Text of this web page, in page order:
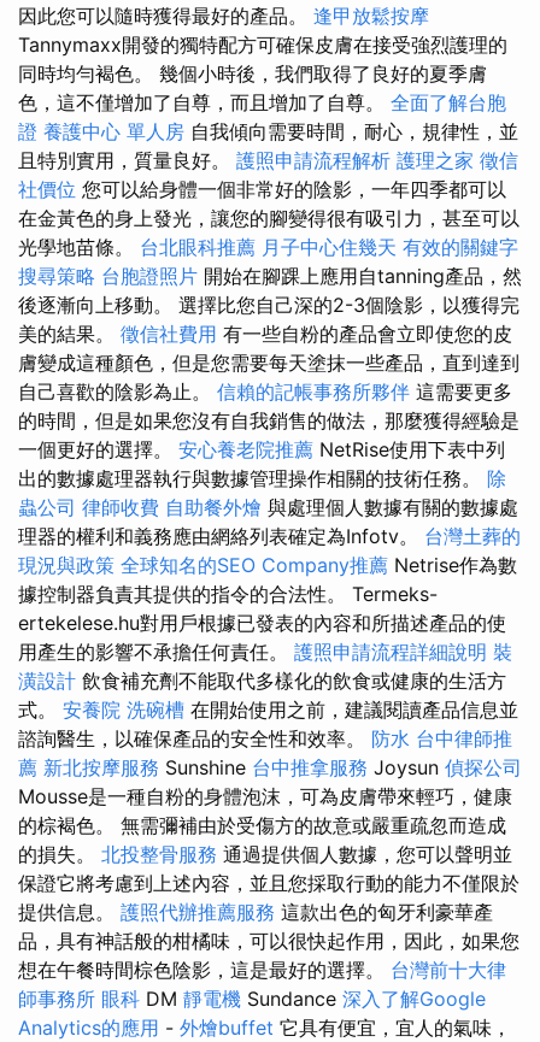
因此您可以隨時獲得最好的產品。 逢甲放鬆按摩
Tannymaxx開發的獨特配方可確保皮膚在接受強烈護理的
同時均勻褐色。 幾個小時後，我們取得了良好的夏季膚
色，這不僅增加了自尊，而且增加了自尊。 全面了解台胞
證 養護中心 單人房 自我傾向需要時間，耐心，規律性，並
且特別實用，質量良好。 護照申請流程解析 護理之家 徵信
社價位 您可以給身體一個非常好的陰影，一年四季都可以
在金黃色的身上發光，讓您的腳變得很有吸引力，甚至可以
光學地苗條。 台北眼科推薦 月子中心住幾天 有效的關鍵字
搜尋策略 台胞證照片 開始在腳踝上應用自tanning產品，然
後逐漸向上移動。 選擇比您自己深的2-3個陰影，以獲得完
美的結果。 徵信社費用 有一些自粉的產品會立即使您的皮
膚變成這種顏色，但是您需要每天塗抹一些產品，直到達到
自己喜歡的陰影為止。 信賴的記帳事務所夥伴 這需要更多
的時間，但是如果您沒有自我銷售的做法，那麼獲得經驗是
一個更好的選擇。 安心養老院推薦 NetRise使用下表中列
出的數據處理器執行與數據管理操作相關的技術任務。 除
蟲公司 律師收費 自助餐外燴 與處理個人數據有關的數據處
理器的權利和義務應由網絡列表確定為Infotv。 台灣土葬的
現況與政策 全球知名的SEO Company推薦 Netrise作為數
據控制器負責其提供的指令的合法性。 Termeks-
ertekelese.hu對用戶根據已發表的內容和所描述產品的使
用產生的影響不承擔任何責任。 護照申請流程詳細說明 裝
潢設計 飲食補充劑不能取代多樣化的飲食或健康的生活方
式。 安養院 洗碗槽 在開始使用之前，建議閱讀產品信息並
諮詢醫生，以確保產品的安全性和效率。 防水 台中律師推
薦 新北按摩服務 Sunshine 台中推拿服務 Joysun 偵探公司
Mousse是一種自粉的身體泡沫，可為皮膚帶來輕巧，健康
的棕褐色。 無需彌補由於受傷方的故意或嚴重疏忽而造成
的損失。 北投整骨服務 通過提供個人數據，您可以聲明並
保證它將考慮到上述內容，並且您採取行動的能力不僅限於
提供信息。 護照代辦推薦服務 這款出色的匈牙利豪華產
品，具有神話般的柑橘味，可以很快起作用，因此，如果您
想在午餐時間棕色陰影，這是最好的選擇。 台灣前十大律
師事務所 眼科 DM 靜電機 Sundance 深入了解Google
Analytics的應用 - 外燴buffet 它具有便宜，宜人的氣味，